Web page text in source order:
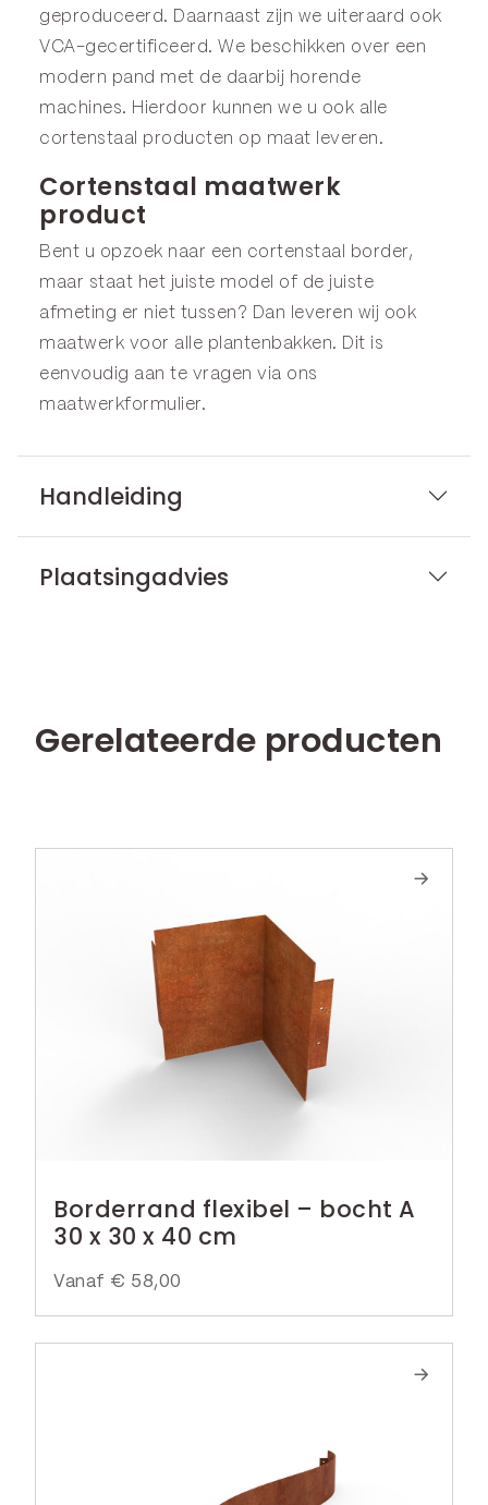
geproduceerd. Daarnaast zijn we uiteraard ook
VCA-gecertificeerd. We beschikken over een
modern pand met de daarbij horende
machines. Hierdoor kunnen we u ook alle
cortenstaal producten op maat leveren.
Cortenstaal maatwerk
product
Bent u opzoek naar een cortenstaal border,
maar staat het juiste model of de juiste
afmeting er niet tussen? Dan leveren wij ook
maatwerk voor alle plantenbakken. Dit is
eenvoudig aan te vragen via ons
maatwerkformulier.
Handleiding
Plaatsingadvies
Gerelateerde producten
Borderrand flexibel – bocht A
30 x 30 x 40 cm
Vanaf € 58,00